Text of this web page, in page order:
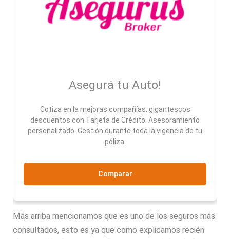
Asegurá tu Auto!
Cotiza en la mejoras compañías, gigantescos
descuentos con Tarjeta de Crédito. Asesoramiento
personalizado. Gestión durante toda la vigencia de tu
póliza.
Comparar
Más arriba mencionamos que es uno de los seguros más
consultados, esto es ya que como explicamos recién